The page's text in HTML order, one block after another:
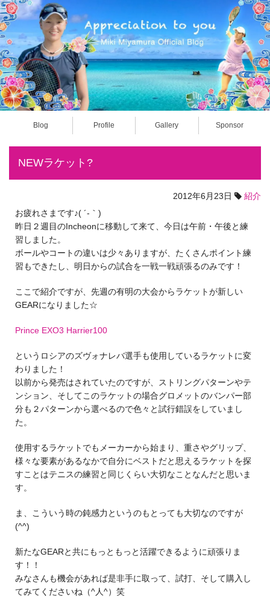
Blog Profile Gallery Sponsor
NEWラケット?
2012年6月23日
紹介
お疲れさまです♪( ´-｀)
昨日２週目のIncheonに移動して来て、今日は午前・午後と練
習しました。
ボールやコートの違いは少々ありますが、たくさんポイント練
習もできたし、明日からの試合を一戦一戦頑張るのみです！
ここで紹介ですが、先週の有明の大会からラケットが新しい
GEARになりました☆
Prince EXO3 Harrier100
というロシアのズヴォナレバ選手も使用しているラケットに変
わりました！
以前から発売はされていたのですが、ストリングパターンやテ
ンション、そしてこのラケットの場合グロメットのバンパー部
分も２パターンから選べるので色々と試行錯誤をしていまし
た。
使用するラケットでもメーカーから始まり、重さやグリップ、
様々な要素があるなかで自分にベストだと思えるラケットを探
すことはテニスの練習と同じくらい大切なことなんだと思いま
す。
ま、こういう時の鈍感力というのもとっても大切なのですが
(^^)
新たなGEARと共にもっともっと活躍できるように頑張りま
す！！
みなさんも機会があれば是非手に取って、試打、そして購入し
てみてくださいね（^人^）笑